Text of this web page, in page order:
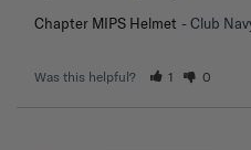
Chapter MIPS Helmet Club
Was this helpful? 1 0